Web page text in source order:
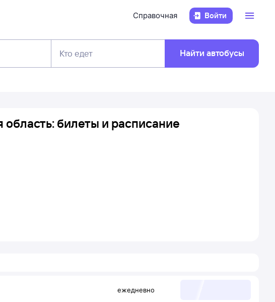
Справочная Войти
Кто едет Найти автобусы
билеты и расписание
ежедневно